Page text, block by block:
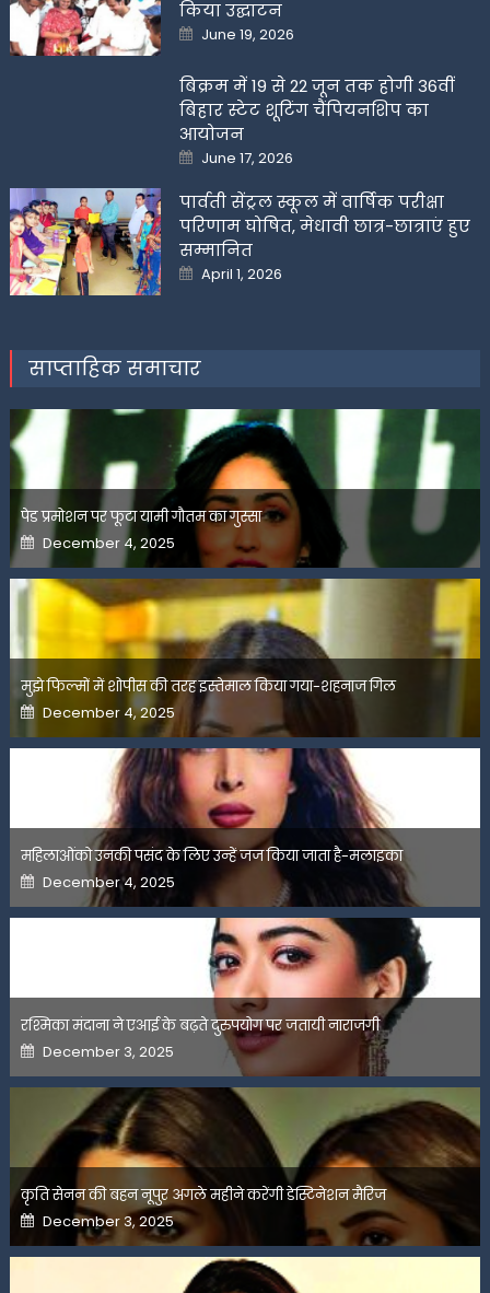
किया उद्घाटन
Posted
on
June 19, 2026
बिक्रम में 19 से 22 जून तक होगी 36वीं
बिहार स्टेट शूटिंग चैंपियनशिप का
आयोजन
Posted
on
June 17, 2026
पार्वती सेंट्रल स्कूल में वार्षिक परीक्षा
परिणाम घोषित, मेधावी छात्र-छात्राएं हुए
सम्मानित
Posted
on
April 1, 2026
साप्ताहिक समाचार
पेड प्रमोशन पर फूटा यामी गौतम का गुस्सा
Posted
on
December 4, 2025
मुझे फिल्मों में शोपीस की तरह इस्तेमाल किया गया-शहनाज गिल
Posted
on
December 4, 2025
महिलाओंको उनकी पसंद के लिए उन्हें जज किया जाता है-मलाइका
Posted
on
December 4, 2025
रश्मिका मंदाना ने एआई के बढ़ते दुरुपयोग पर जतायी नाराजगी
Posted
on
December 3, 2025
कृति सेनन की बहन नूपुर अगले महीने करेंगी डेस्टिनेशन मैरिज
Posted
on
December 3, 2025